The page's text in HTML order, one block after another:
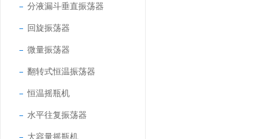
分液漏斗垂直振荡器
回旋振荡器
微量振荡器
翻转式恒温振荡器
恒温摇瓶机
水平往复振荡器
大容量摇瓶机